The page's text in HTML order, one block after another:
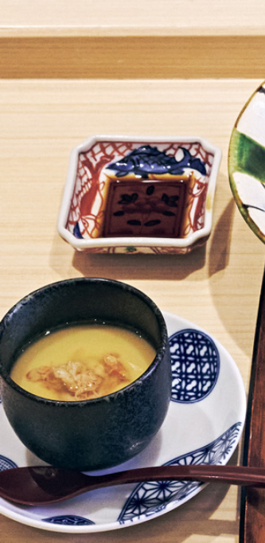
【
座
多
タ
イ
ル
の
ご
褒
美
ラ
ン
チ
4
選
｜